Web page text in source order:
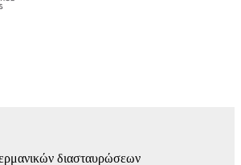
διασταυρώσεων